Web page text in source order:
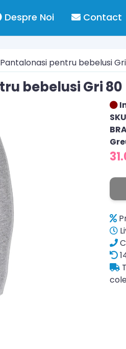
Despre Noi Contact
pentru bebelusi
bebelusi Gri 80